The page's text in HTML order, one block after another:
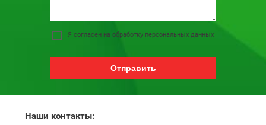
Я согласен на обработку персональных данных
Отправить
Наши контакты: